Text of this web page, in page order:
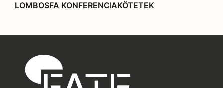
LOMBOSFA KONFERENCIAKÖTETEK